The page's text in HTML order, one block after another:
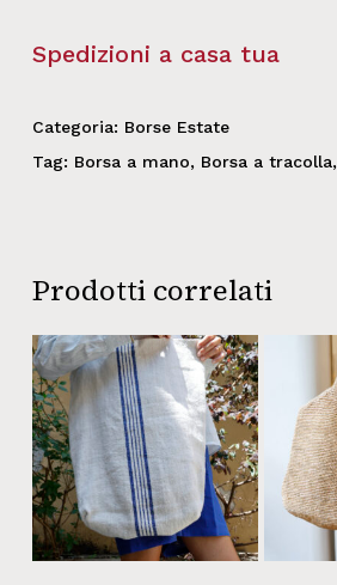
Spedizioni a casa tua
Categoria: Borse Estate
Tag: Borsa a mano, Borsa a tracolla,
Prodotti correlati